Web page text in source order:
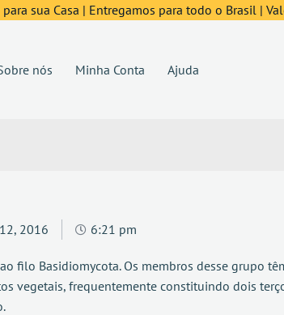
sua Casa | Entregamos para todo o Brasil |
nós Minha Conta Ajuda
2016 6:21 pm
filo Basidiomycota. Os membros desse grupo
vegetais, frequentemente constituindo dois